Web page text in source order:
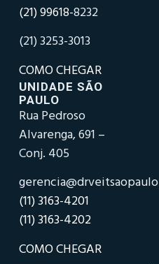
(21) 99618-8232
(21) 3253-3013
COMO CHEGAR
UNIDADE SÃO
PAULO
Rua Pedroso
Alvarenga, 691 –
Conj. 405
(11) 3163-4201
(11) 3163-4202
COMO CHEGAR